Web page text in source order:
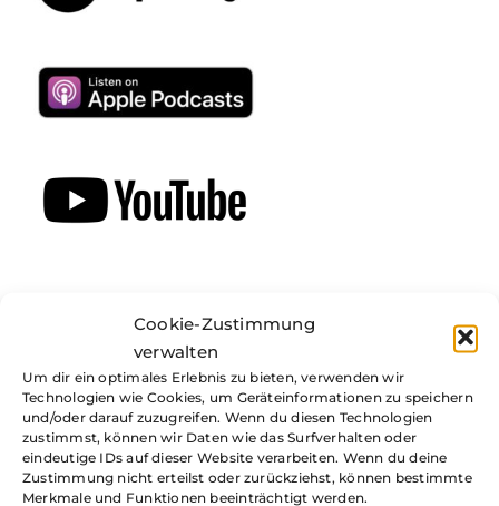
Cookie-Zustimmung
verwalten
Um dir ein optimales Erlebnis zu bieten, verwenden wir
Technologien wie Cookies, um Geräteinformationen zu speichern
und/oder darauf zuzugreifen. Wenn du diesen Technologien
zustimmst, können wir Daten wie das Surfverhalten oder
eindeutige IDs auf dieser Website verarbeiten. Wenn du deine
Zustimmung nicht erteilst oder zurückziehst, können bestimmte
Merkmale und Funktionen beeinträchtigt werden.